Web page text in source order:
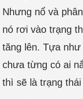
Nhưng nổ và
nó rơi vào trạng
tăng lên. Tựa
chưa từng có ai
thì sẽ là trạng thái